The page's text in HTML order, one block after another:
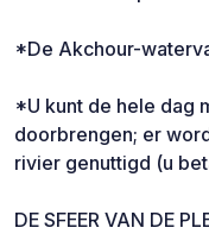
*De Akchour-
*U kunt de hele dag
doorbrengen; er
rivier genuttigd (u
DE SFEER VAN DE